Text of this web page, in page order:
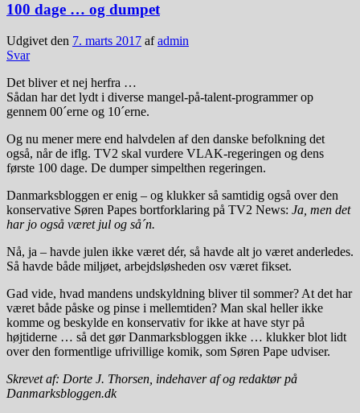
100 dage … og dumpet
Udgivet den 7. marts 2017 afadmin
Svar
Det bliver et nej herfra …
Sådan har det lydt i diverse mangel-på-talent-programmer op
gennem 00´erne og 10´erne.
Og nu mener mere end halvdelen af den danske befolkning det
også, når de iflg. TV2 skal vurdere VLAK-regeringen og dens
første 100 dage. De dumper simpelthen regeringen.
Danmarksbloggen er enig – og klukker så samtidig også over den
konservative Søren Papes bortforklaring på TV2 News: Ja, men det
har jo også været jul og så´n.
Nå, ja – havde julen ikke været dér, så havde alt jo været anderledes.
Så havde både miljøet, arbejdsløsheden osv været fikset.
Gad vide, hvad mandens undskyldning bliver til sommer? At det har
været både påske og pinse i mellemtiden? Man skal heller ikke
komme og beskylde en konservativ for ikke at have styr på
højtiderne … så det gør Danmarksbloggen ikke … klukker blot lidt
over den formentlige ufrivillige komik, som Søren Pape udviser.
Skrevet af: Dorte J. Thorsen, indehaver af og redaktør på
Danmarksbloggen.dk